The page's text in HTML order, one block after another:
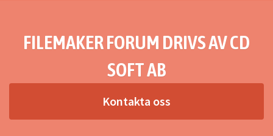
FILEMAKER FORUM DRIVS AV CD
SOFT AB
Kontakta oss